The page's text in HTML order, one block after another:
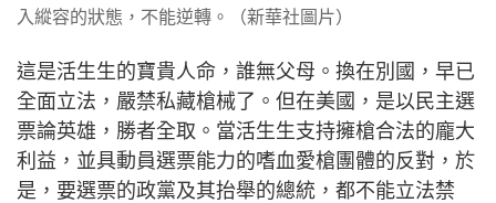
入縱容的狀態，不能逆轉。（新華社圖片）
這是活生生的寶貴人命，誰無父母。換在別國，早已
全面立法，嚴禁私藏槍械了。但在美國，是以民主選
票論英雄，勝者全取。當活生生支持擁槍合法的龐大
利益，並具動員選票能力的嗜血愛槍團體的反對，於
是，要選票的政黨及其抬舉的總統，都不能立法禁